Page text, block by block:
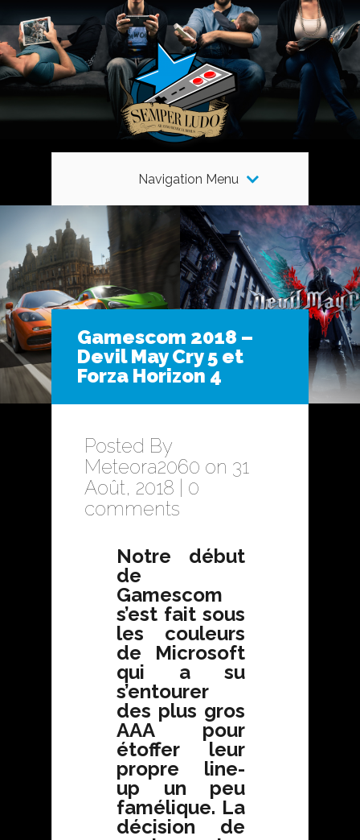
Navigation Menu
Gamescom 2018 –
Devil May Cry 5 et
Forza Horizon 4
Posted By
Meteora2060 on 31
Août, 2018 | 0
comments
Notre début
de
Gamescom
s’est fait sous
les couleurs
de Microsoft
qui a su
s’entourer
des plus gros
AAA pour
étoffer leur
propre line-
up un peu
famélique. La
décision de